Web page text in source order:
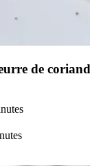
de